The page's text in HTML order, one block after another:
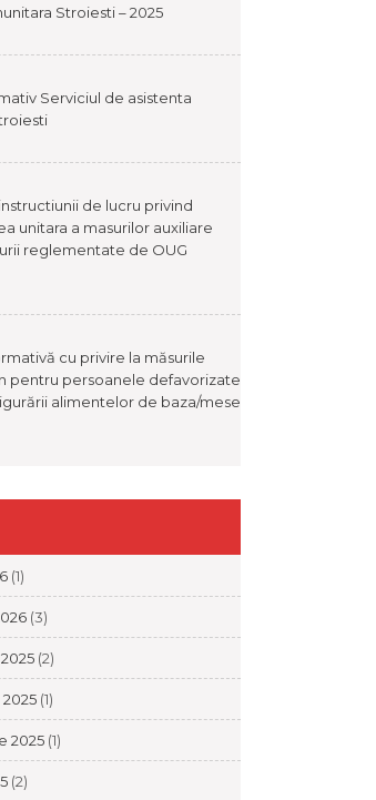
Stroiesti – 2025
Serviciul de asistenta
de lucru privind
unitara a masurilor auxiliare
reglementate de OUG
cu privire la măsurile
pentru persoanele defavorizate
alimentelor de baza/mese
(1)
(3)
(2)
(1)
2025 (1)
(2)